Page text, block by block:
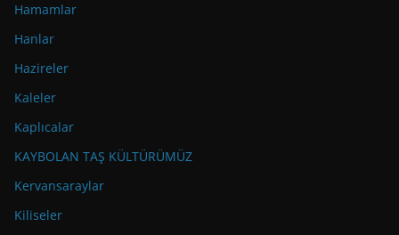
Hamamlar
Hanlar
Hazireler
Kaleler
Kaplıcalar
KAYBOLAN TAŞ KÜLTÜRÜMÜZ
Kervansaraylar
Kiliseler